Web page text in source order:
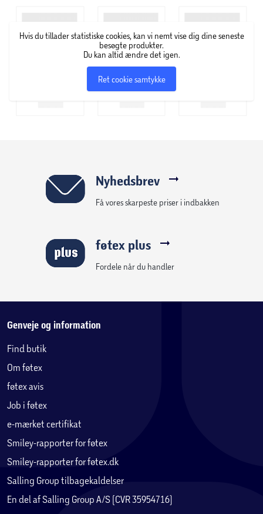
udgangspunkt i et rums funktion, unikke
farvesammensætning eller måske en særlig anledning.
Hvis du tillader statistiske cookies, kan vi nemt vise dig dine seneste
besøgte produkter.
Du kan altid ændre det igen.
Ret cookie samtykke
Nyhedsbrev
Få vores skarpeste priser i indbakken
føtex plus
Fordele når du handler
Genveje og information
Find butik
Om føtex
føtex avis
Job i føtex
e-mærket certifikat
Smiley-rapporter for føtex
Smiley-rapporter for føtex.dk
Salling Group tilbagekaldelser
En del af Salling Group A/S (CVR 35954716)